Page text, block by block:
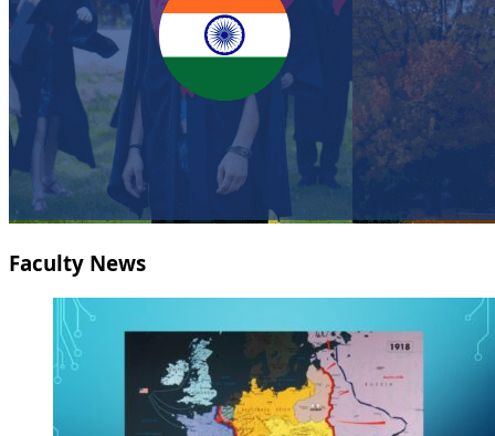
Faculty News